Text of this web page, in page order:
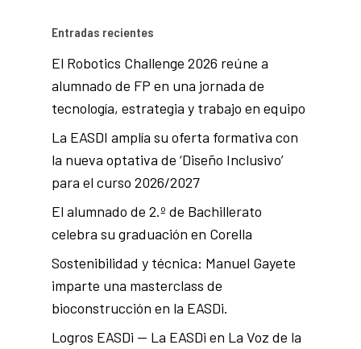
Entradas recientes
El Robotics Challenge 2026 reúne a
alumnado de FP en una jornada de
tecnología, estrategia y trabajo en equipo
La EASDI amplía su oferta formativa con
la nueva optativa de ‘Diseño Inclusivo’
para el curso 2026/2027
El alumnado de 2.º de Bachillerato
celebra su graduación en Corella
Sostenibilidad y técnica: Manuel Gayete
imparte una masterclass de
bioconstrucción en la EASDi.
Logros EASDi — La EASDi en La Voz de la